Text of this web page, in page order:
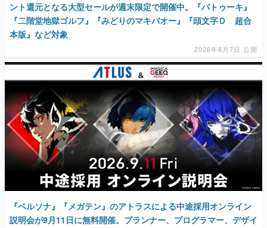
ント還元となる大型セールが週末限定で開催中。『バトゥーキ』
『二階堂地獄ゴルフ』『みどりのマキバオー』『頭文字Ｄ 超合
本版』など対象
2026年8月7日 公開
『ペルソナ』『メガテン』のアトラスによる中途採用オンライン
説明会が9月11日に無料開催。プランナー、プログラマー、デザイ